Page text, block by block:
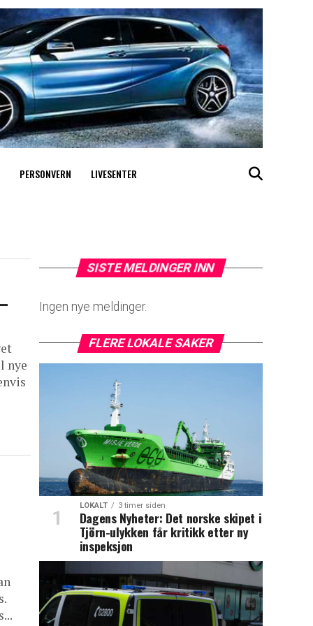
PERSONVERN LIVESENTER
nye
SISTE MELDINGER INN
Ingen nye meldinger.
FLERE LOKALE SAKER
LOKALT 3 timer siden
Dagens Nyheter: Det norske skipet i
Tjörn-ulykken får kritikk etter ny
inspeksjon